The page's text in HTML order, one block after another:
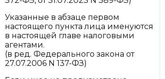
Указанные в абзаце первом
настоящего пункта лица именуются
в настоящей главе налоговыми
агентами.
(в ред. Федерального закона от
27.07.2006 N 137-ФЗ)